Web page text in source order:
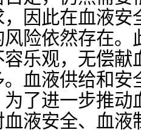
，因此在血液
风险依然存在
容乐观，无偿
。血液供给和
为了进一步推
血液安全、血